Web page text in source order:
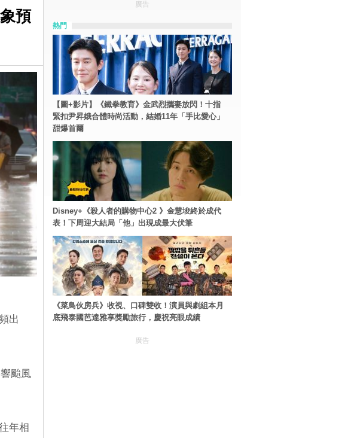
預
出
颱風
年相
廣告
熱門
【圖+影片】《鐵拳教育》金武烈攜妻放閃！十指
緊扣尹昇娥合體時尚活動，結婚11年「手比愛心」
甜爆首爾
Disney+《殺人者的購物中心2 》金慧埈終於成代
表！下周迎大結局「他」出現成最大伏筆
《菜鳥伙房兵》收視、口碑雙收！演員與劇組本月
底飛泰國芭達雅享獎勵旅行，慶祝亮眼成績
廣告